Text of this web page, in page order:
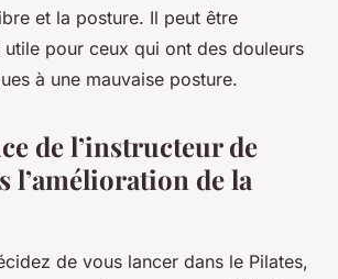
et la posture. Il peut être
utile pour ceux qui ont des douleurs
à une mauvaise posture.
de l’instructeur de
l’amélioration de la
de vous lancer dans le Pilates,